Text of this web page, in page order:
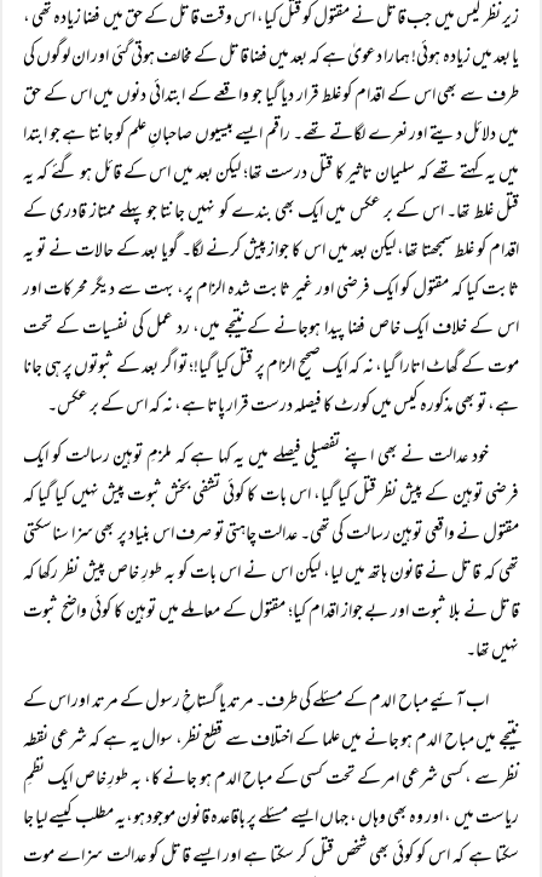
زیر نظر کیس میں جب قاتل نے مقتول کو قتل کیا، اس وقت قاتل کے حق میں فضا زیادہ تھی ،
یا بعد میں زیادہ ہوئی! ہمارا دعویٰ ہے کہ بعد میں فضا قاتل کے مخالف ہوتی گئی اور ان لوگوں کی
طرف سے بھی اس کے اقدام کو غلط قرار دیا گیا جو واقعے کے ابتدائی دنوں میں اس کے حق
میں دلائل دیتے اور نعرے لگاتے تھے۔ راقم ایسے بیسیوں صاحبانِ علم کو جانتا ہے جو ابتدا
میں یہ کہتے تھے کہ سلیمان تاثیر کا قتل درست تھا؛ لیکن بعد میں اس کے قائل ہو گئے کہ یہ
قتل غلط تھا۔ اس کے بر عکس میں ایک بھی بندے کو نہیں جانتا جو پہلے ممتاز قادری کے
اقدام کو غلط سمجھتا تھا، لیکن بعد میں اس کا جواز پیش کرنے لگا۔ گویا بعد کے حالات نے تو یہ
ثابت کیا کہ مقتول کو ایک فرضی اور غیر ثابت شدہ الزام پر، بہت سے دیگر محرکات اور
اس کے خلاف ایک خاص فضا پیدا ہوجانے کے نتیجے میں، رد عمل کی نفسیات کے تحت
موت کے گھاٹ اتارا گیا، نہ کہ ایک صحیح الزام پر قتل کیا گیا!؛ تو اگر بعد کے ثبوتوں پر ہی جانا
ہے، تو بھی مذکورہ کیس میں کورٹ کا فیصلہ درست قرار پاتا ہے، نہ کہ اس کے بر عکس۔
خود عدالت نے بھی اپنے تفصیلی فیصلے میں یہ کہا ہے کہ ملزمِ توہین رسالت کو ایک
فرضی توہین کے پیش نظر قتل کیا گیا، اس بات کا کوئی تشفی بخش ثبوت پیش نہیں کیا گیا کہ
مقتول نے واقعی توہین رسالت کی تھی۔ عدالت چاہتی تو صرف اس بنیاد پر بھی سزا سناسکتی
تھی کہ قاتل نے قانون ہاتھ میں لیا، لیکن اس نے اس بات کو بہ طورِ خاص پیش نظر رکھا کہ
قاتل نے بلا ثبوت اور بے جواز اقدام کیا؛ مقتول کے معاملے میں توہین کا کوئی واضح ثبوت
نہیں تھا۔
اب آئیے مباح الدم کے مسئلے کی طرف۔ مرتد یا گستاخِ رسول کے مرتد اور اس کے
نتیجے میں مباح الدم ہو جانے میں علما کے اختلاف سے قطع نظر، سوال یہ ہے کہ شرعی نقطہ
نظر سے ، کسی شرعی امر کے تحت کسی کے مباح الدم ہو جانے کا، بہ طورِ خاص ایک نظمِ
ریاست میں ، اور وہ بھی وہاں ، جہاں ایسے مسئلے پر باقاعدہ قانون موجود ہو،یہ مطلب کیسے لیا جا
سکتا ہے کہ اس کو کوئی بھی شخص قتل کر سکتا ہے اور ایسے قاتل کو عدالت سزاے موت